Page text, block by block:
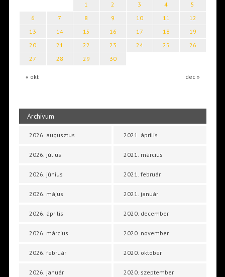
« okt dec »
1 2 3 4
5
6
7 8 9 10 11
12
13
14 15 16 17 18
19
20
21 22 23 24 25
26
27
28 29 30
Archívum
2026. augusztus
2026. július
2026. június
2026. május
2026. április
2026. március
2026. február
2026. január
2021. április
2021. március
2021. február
2021. január
2020. december
2020. november
2020. október
2020. szeptember